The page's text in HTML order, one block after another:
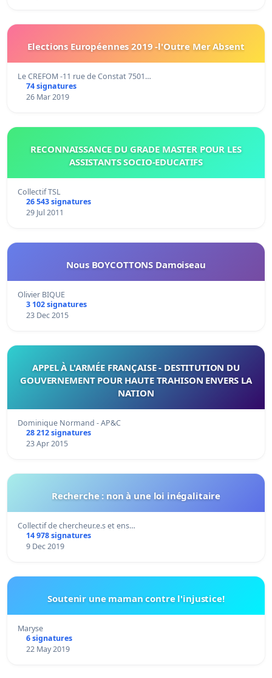
Elections Européennes 2019 -l'Outre Mer Absent
Le CREFOM -11 rue de Constat 7501…
74 signatures
26 Mar 2019
RECONNAISSANCE DU GRADE MASTER POUR LES
ASSISTANTS SOCIO-EDUCATIFS
Collectif TSL
26 543 signatures
29 Jul 2011
Nous BOYCOTTONS Damoiseau
Olivier BIQUE
3 102 signatures
23 Dec 2015
APPEL À L'ARMÉE FRANÇAISE - DESTITUTION DU
GOUVERNEMENT POUR HAUTE TRAHISON ENVERS LA
NATION
Dominique Normand - AP&C
28 212 signatures
23 Apr 2015
Recherche : non à une loi inégalitaire
Collectif de chercheur.e.s et ens…
14 978 signatures
9 Dec 2019
Soutenir une maman contre l'injustice!
Maryse
6 signatures
22 May 2019